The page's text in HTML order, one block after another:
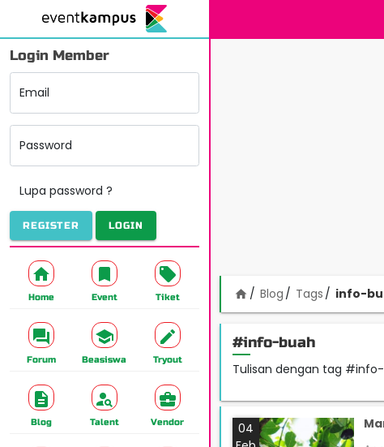
Login Member
Email
Password
Lupa password ?
REGISTER LOGIN
Home Event Tiket
Forum Beasiswa Tryout
Blog Talent Vendor
home Blog Tags info-
#info-buah
Tulisan dengan tag
04